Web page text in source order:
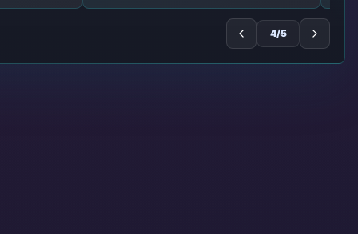
5/5